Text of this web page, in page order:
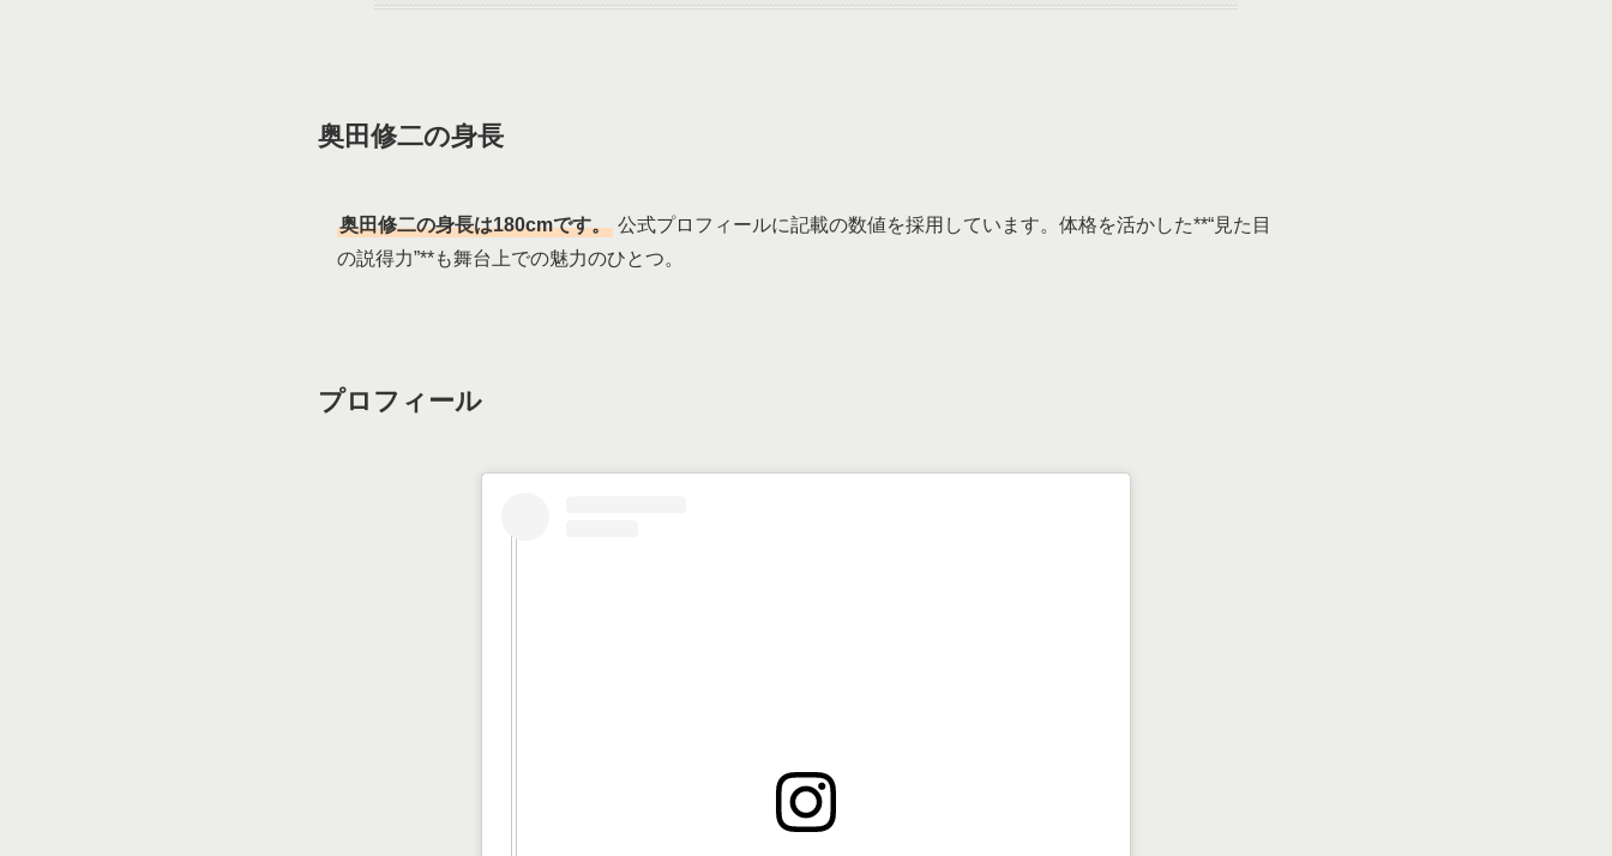
奥田修二の身長
奥田修二の身長は180cmです。 公式プロフィールに記載の数値を採用しています。体格を活かした**“見た目
の説得力”**も舞台上での魅力のひとつ。
プロフィール